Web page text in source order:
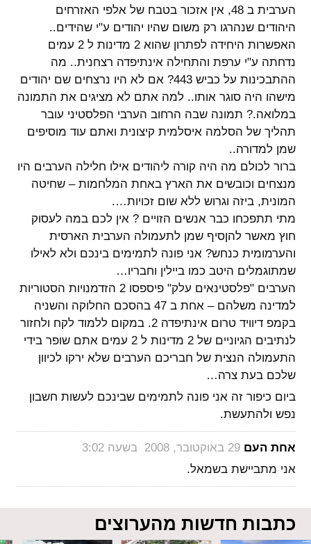
הערבית ב 48, אין אזכור בטבח של אלפי האזרחים
היהודים שנהרגו רק משום שהיו יהודים ע"י שהידים..
האפשרות היחידה לפתרון שהוא 2 מדינות ל 2 עמים
נדחתה ע"י ערפת והתחילה אינתיפדה רצחנית.. מה
ההתבכינות על כביש 443? אם לא היו נרצחים שם יהודים
מישהו היה סוגר אותו.. למה אתם לא מציגים את התמונה
במלואה.? תמונה שבה הרחוב הערבי הפלסטיני עובר
תהליך של הסלמה איסלמית קיצונית ואתם עוד מוסיפים
שמן למדורה..
ברור לכולם מה היה קורה ליהודים אילו חלילה הערבים היו
מנצחים וכובשים את הארץ באחת המלחמות – שחיטה
המונית, ביזה וגרוש ללא שום זכויות….
מתי תתפכחו כבר אנשים הזויים ? אין לכם במה לעסוק
חוץ מאשר להןסיף שמן לתעמולה הערבית הארסית
והערמומית כנחש? אני פונה לתמימים בינכם ולא לאילו
שמתוגמלים היטב כמו ביילין וחבריו…
הערבים "פלסטינאים עלק" פיספסו 2 הזדמנויות הסטוריות
למדינה משלהם – אחת ב 47 בהסכם החלוקה והשניה
בקמפ דיוויד טרום אינתיפדה 2. במקום ללמוד לקח ולחזור
לנתיבים הגיוניים של 2 מדינות ל 2 עמים אתם שופר בידי
התעמולה הנצית של חבריכם הערבים שלא ירקו לכיוון
שלכם בעת צרה…
ביום כיפור זה אני פונה לתמימים שבינכם לעשות חשבון
נפש ולהתעשת.
אחת העם ‏29 באוקטובר, 2008 בשעה 3:02
אני מתביישת בשמאל.
כתבות חדשות מהערוצים